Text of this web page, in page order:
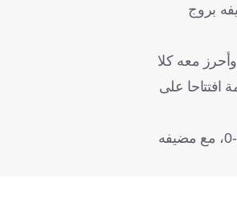
0-4 من خلال الفوز على ضيفه بروج
ويعود المدرب البرتغالي جوزيه مورينيو إلى ملعب فريقه السابق تشيلسي الذي أشرف عليه بين 2004 و2007 ثم بين 2013 و2015 وأحرز معه كلا
افتتاحا على
وفي مباراتين أخريين، يتواجه الجريحان أياكس ومارسيليا على أرض الأخير، وتوتنهام الإنجليزي، الفائز افتتاحا على فياريال الإسباني 1-0، مع مضيفه